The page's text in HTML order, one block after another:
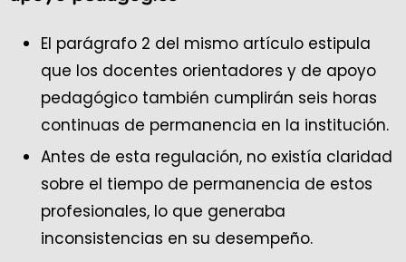
El parágrafo 2 del mismo artículo estipula
que los docentes orientadores y de apoyo
pedagógico también cumplirán seis horas
continuas de permanencia en la institución.
Antes de esta regulación, no existía claridad
sobre el tiempo de permanencia de estos
profesionales, lo que generaba
inconsistencias en su desempeño.